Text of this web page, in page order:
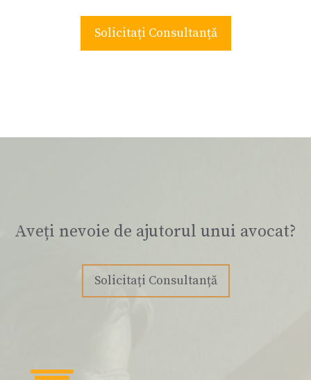
Solicitați Consultanță
Aveți nevoie de ajutorul unui avocat?
Solicitați Consultanță